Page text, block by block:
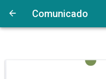
Comunicado